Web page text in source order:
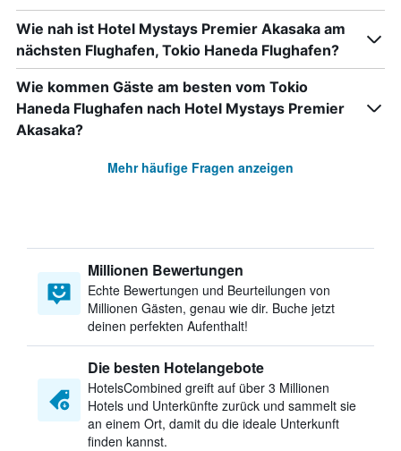
Wie nah ist Hotel Mystays Premier Akasaka am
nächsten Flughafen, Tokio Haneda Flughafen?
Wie kommen Gäste am besten vom Tokio
Haneda Flughafen nach Hotel Mystays Premier
Akasaka?
Mehr häufige Fragen anzeigen
Millionen Bewertungen
Echte Bewertungen und Beurteilungen von
Millionen Gästen, genau wie dir. Buche jetzt
deinen perfekten Aufenthalt!
Die besten Hotelangebote
HotelsCombined greift auf über 3 Millionen
Hotels und Unterkünfte zurück und sammelt sie
an einem Ort, damit du die ideale Unterkunft
finden kannst.